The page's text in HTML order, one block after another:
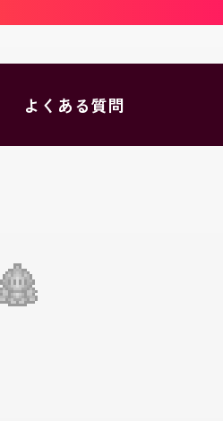
よくある質問